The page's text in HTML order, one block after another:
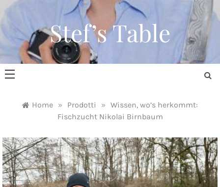
Skip
content
Stef’s Table
Home » Prodotti » Wissen, wo’s herkommt:
Fischzucht Nikolai Birnbaum